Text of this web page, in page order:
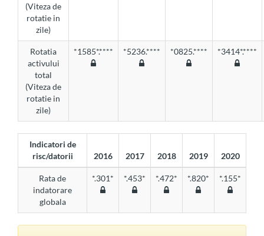
(Viteza de
rotatie in
zile)
Rotatia
activului
total
(Viteza de
rotatie in
zile)
*1585*.**** *5236.**** *0825.**** *3414*.****
Indicatori de
risc/datorii
2016 2017 2018 2019 2020
Rata de
indatorare
globala
*.301* *.453* *.472* *.820* *.155*